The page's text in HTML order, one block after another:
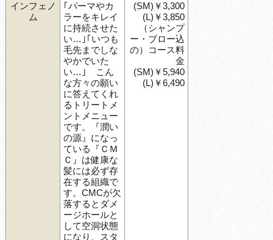
インフェノ
ム
｢パーマやカ
ラーをキレイ
に持続させた
い…｣｢いつも
毛先までしな
やかでいた
い…｣ こん
な方々の願い
に答えてくれ
るトリートメ
ントメニュー
です。『潤い
の源』になっ
ている『ＣＭ
Ｃ』は健康な
髪には必ず存
在する組織で
す。CMCが欠
落するとダメ
ージホールと
して空洞状態
になり、スタ
(SM)￥3,300
(L)￥3,850
（シャンプ
ー・ブロー込
の）コース料
金
(SM)￥5,940
(L)￥6,490